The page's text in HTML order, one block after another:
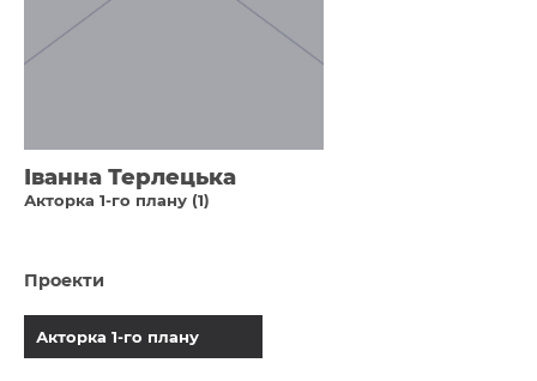
Іванна Терлецька
Акторка 1-го плану (1)
Проекти
Акторка 1-го плану